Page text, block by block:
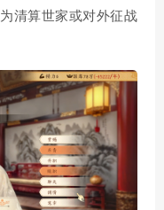
清算世家或对外征战